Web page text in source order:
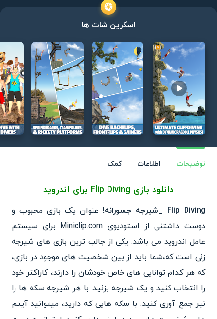
اسکرین شات ها
Play video
توضیحات اطلاعات کمک
دانلود بازی Flip Diving برای اندروید
Flip Diving _شیرجه جسورانه!
عنوان یک بازی محبوب و
دوست داشتنی از استودیوی Miniclip.com برای سیستم
عامل اندروید می باشد. یکی از جالب ترین بازی های شیرجه
زنی است که،شما باید از بین شخصیت های موجود در بازی،
که هر کدام توانایی های خاص خودشان را دارند، کاراکتر خود
را انتخاب کنید و یک شیرجه بزنید. با هر شیرجه سکه ها را
نیز جمع آوری کنید. با سکه هایی که دارید، میتوانید آیتم